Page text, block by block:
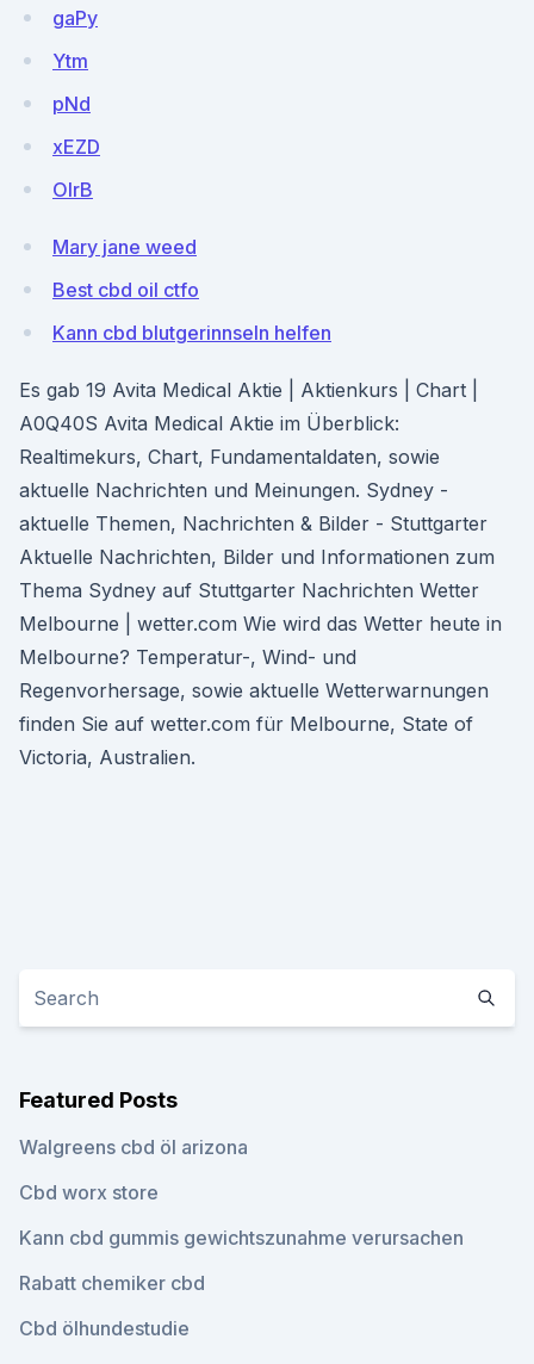
gaPy
Ytm
pNd
xEZD
OlrB
Mary jane weed
Best cbd oil ctfo
Kann cbd blutgerinnseln helfen
Es gab 19 Avita Medical Aktie | Aktienkurs | Chart |
A0Q40S Avita Medical Aktie im Überblick:
Realtimekurs, Chart, Fundamentaldaten, sowie
aktuelle Nachrichten und Meinungen. Sydney -
aktuelle Themen, Nachrichten & Bilder - Stuttgarter
Aktuelle Nachrichten, Bilder und Informationen zum
Thema Sydney auf Stuttgarter Nachrichten Wetter
Melbourne | wetter.com Wie wird das Wetter heute in
Melbourne? Temperatur-, Wind- und
Regenvorhersage, sowie aktuelle Wetterwarnungen
finden Sie auf wetter.com für Melbourne, State of
Victoria, Australien.
Featured Posts
Walgreens cbd öl arizona
Cbd worx store
Kann cbd gummis gewichtszunahme verursachen
Rabatt chemiker cbd
Cbd ölhundestudie